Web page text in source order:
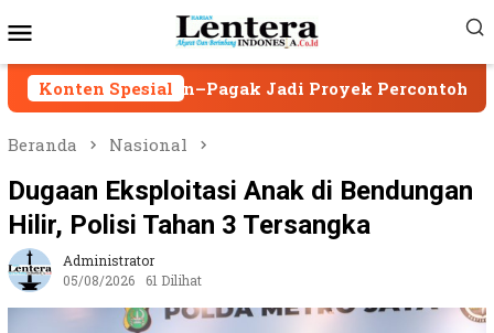
ke
Mobile
Konten SpesialJadi Proyek Percontohan Asesor
Beranda Nasional
Dugaan Eksploitasi Anak di Bendungan
Hilir, Polisi Tahan 3 Tersangka
Administrator
05/08/2026
61 Dilihat